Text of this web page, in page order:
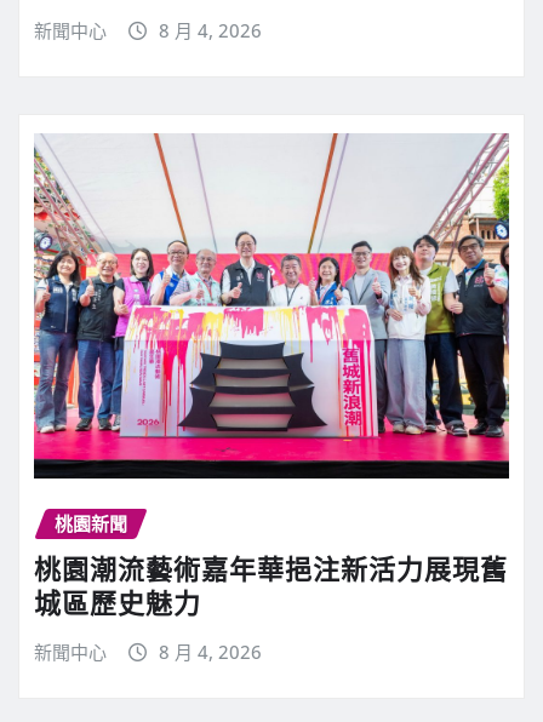
新聞中心 8 月 4, 2026
桃園新聞
桃園潮流藝術嘉年華挹注新活力展現舊
城區歷史魅力
新聞中心 8 月 4, 2026